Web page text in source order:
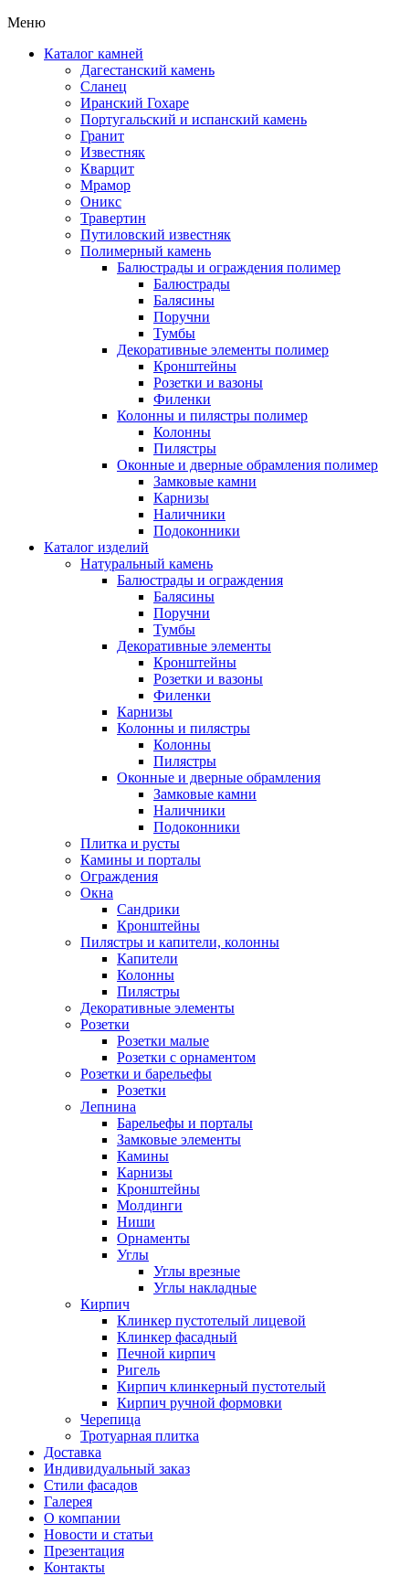
Меню
Каталог камней
Дагестанский камень
Сланец
Иранский Гохаре
Португальский и испанский камень
Гранит
Известняк
Кварцит
Мрамор
Оникс
Травертин
Путиловский известняк
Полимерный камень
Балюстрады и ограждения полимер
Балюстрады
Балясины
Поручни
Тумбы
Декоративные элементы полимер
Кронштейны
Розетки и вазоны
Филенки
Колонны и пилястры полимер
Колонны
Пилястры
Оконные и дверные обрамления полимер
Замковые камни
Карнизы
Наличники
Подоконники
Каталог изделий
Натуральный камень
Балюстрады и ограждения
Балясины
Поручни
Тумбы
Декоративные элементы
Кронштейны
Розетки и вазоны
Филенки
Карнизы
Колонны и пилястры
Колонны
Пилястры
Оконные и дверные обрамления
Замковые камни
Наличники
Подоконники
Плитка и русты
Камины и порталы
Ограждения
Окна
Сандрики
Кронштейны
Пилястры и капители, колонны
Капители
Колонны
Пилястры
Декоративные элементы
Розетки
Розетки малые
Розетки с орнаментом
Розетки и барельефы
Розетки
Лепнина
Барельефы и порталы
Замковые элементы
Камины
Карнизы
Кронштейны
Молдинги
Ниши
Орнаменты
Углы
Углы врезные
Углы накладные
Кирпич
Клинкер пустотелый лицевой
Клинкер фасадный
Печной кирпич
Ригель
Кирпич клинкерный пустотелый
Кирпич ручной формовки
Черепица
Тротуарная плитка
Доставка
Индивидуальный заказ
Стили фасадов
Галерея
О компании
Новости и статьи
Презентация
Контакты